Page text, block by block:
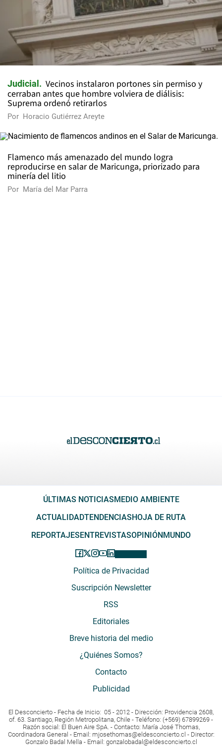
Judicial
Vecinos instalaron portones sin permiso y
cerraban antes que hombre volviera de diálisis:
Suprema ordenó retirarlos
Por Horacio Gutiérrez Areyte
Flamenco más amenazado del mundo logra
reproducirse en salar de Maricunga, priorizado para
minería del litio
Por María del Mar Parra
ÚLTIMAS NOTICIASMEDIO AMBIENTE
ACTUALIDADTENDENCIASHOJA DE RUTA
REPORTAJESENTREVISTASOPINIÓNMUNDO
Política de Privacidad
Suscripción Newsletter
RSS
Editoriales
Breve historia del medio
¿Quiénes Somos?
Contacto
Publicidad
El Desconcierto - Fecha de Inicio: 05 - 2012 - Dirección: Providencia 2608,
of. 63. Santiago, Región Metropolitana, Chile - Teléfono: (+569) 67899269 -
Razón social: El Buen Aire SpA. - Contacto: María José Thomas,
Coordinadora General - Email: mjosethomas@eldesconcierto.cl - Director:
Gonzalo Badal Mella - Email: gonzalobadal@eldesconcierto.cl